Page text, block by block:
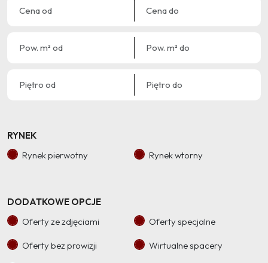
RYNEK
Rynek pierwotny
Rynek wtorny
DODATKOWE OPCJE
Oferty ze zdjęciami
Oferty specjalne
Oferty bez prowizji Wirtualne spacery